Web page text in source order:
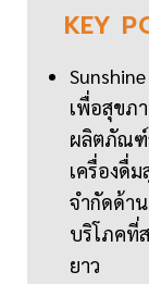
KEY
เพื่อสุขภ
ผลิตภัณฑ์
เครื่องดื่
จำกัดด้า
บริโภคที่
ยาว